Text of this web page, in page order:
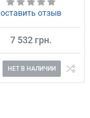
оставить отзыв
7 532 грн.
НЕТ В НАЛИЧИИ